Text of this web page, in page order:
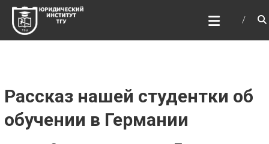
Перейти
содержимому
ЮРИДИЧЕСКИЙ
ИНСТИТУТ ТГУ
ЮИ ТГУ
Рассказ нашей студентки об
обучении в Германии